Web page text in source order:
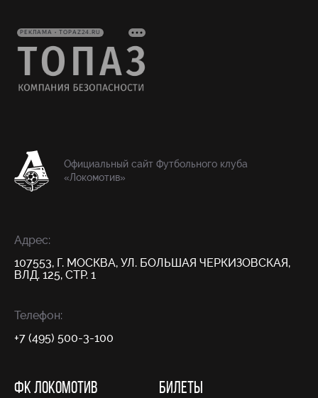
РЕКЛАМА • TOPAZ24.RU
Официальный сайт Футбольного клуба
«Локомотив»
Адрес:
107553, Г. МОСКВА, УЛ. БОЛЬШАЯ ЧЕРКИЗОВСКАЯ,
ВЛД. 125, СТР. 1
Телефон:
+7 (495) 500-3-100
ФК ЛОКОМОТИВ БИЛЕТЫ